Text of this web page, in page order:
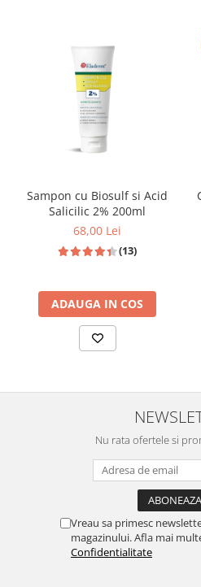
Sampon cu Biosulf si Acid
Salicilic 2% 200ml
68,00 Lei
(13)
ADAUGA IN COS
Nu rata ofertele si
Vreau sa primesc
magazinului. Afla mai
Confidentialitate